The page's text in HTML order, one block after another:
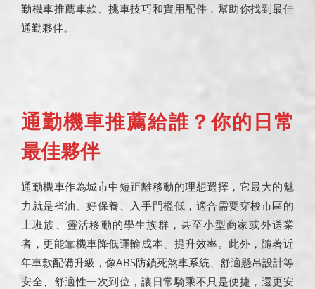
勤機車推薦車款、挑車技巧和實用配件，幫助你找到最佳
通勤夥伴。
通勤機車推薦給誰？你的日常
最佳夥伴
通勤機車作為城市中短距離移動的理想選擇，它最大的魅
力就是省油、好保養、入手門檻低，適合需要穿梭市區的
上班族、靈活移動的學生族群，甚至小型商家或外送業
者，更能靠機車降低運輸成本、提升效率。此外，隨著近
年車款配備升級，像ABS防鎖死煞車系統、舒適懸吊設計等
安全、舒適性一次到位，讓日常騎乘不只是便捷，還更安